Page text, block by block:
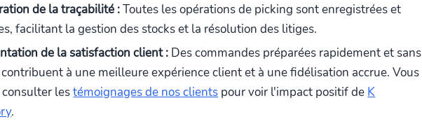
de la traçabilité :Toutes les opérations de picking sont enregistrées et
facilitant la gestion des stocks et la résolution des litiges.
de la satisfaction client : Des commandes préparées rapidement et sans
à une meilleure expérience client et à une fidélisation accrue. Vous
consulter lestémoignages de nos clients pour voir l'impact positif de K
.